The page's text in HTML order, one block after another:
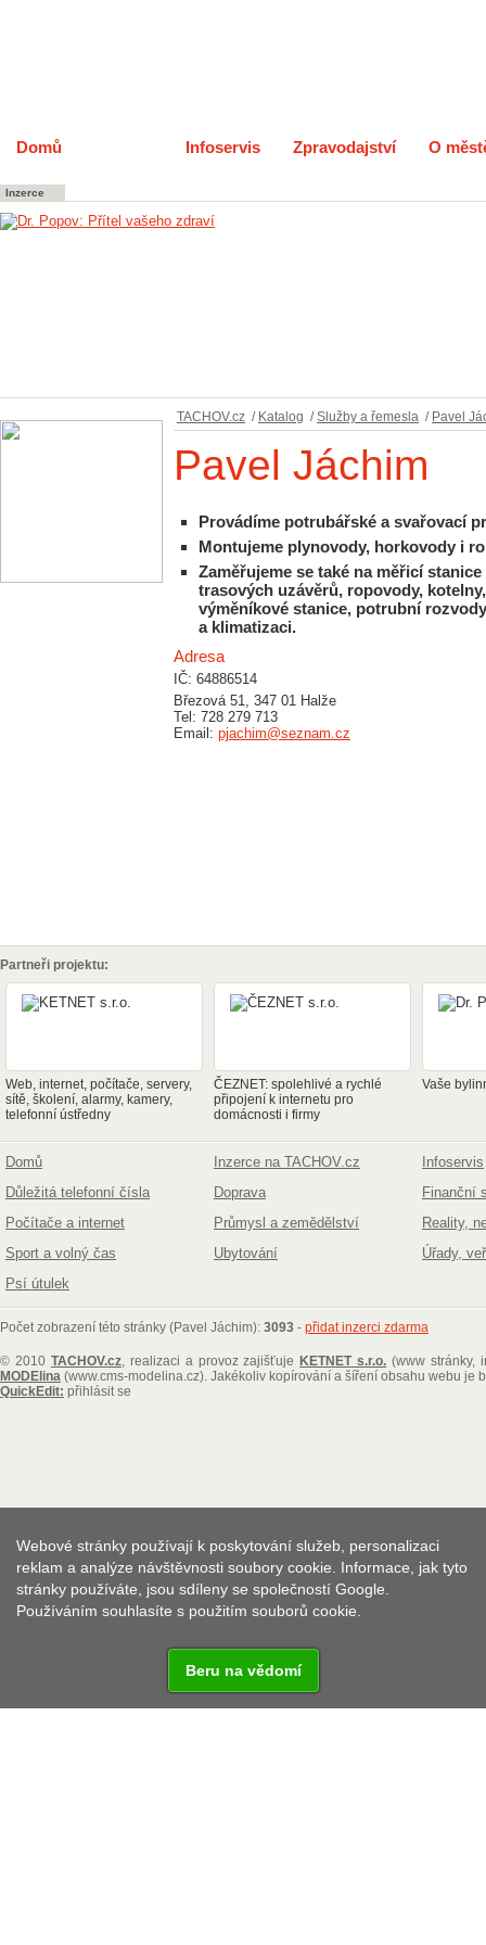
Domů Infoservis Zpravodajství O
Inzerce
TACHOV.cz / Katalog / Služby a řemesla / Pavel
Pavel Jáchim
Provádíme potrubářské a svařovací
Montujeme plynovody, horkovody i
Zaměřujeme se také na měřicí
trasových uzávěrů, ropovody,
výměníkové stanice, potrubní
a klimatizaci.
Adresa
IČ: 64886514
Březová 51, 347 01 Halže
Tel: 728 279 713
Email: pjachim@seznam.cz
Partneři projektu:
Web, internet, počítače, servery,
sítě, školení, alarmy, kamery,
telefonní ústředny
ČEZNET: spolehlivé a rychlé
připojení k internetu pro
domácnosti i firmy
Vaše
Domů Inzerce na TACHOV.cz
Infoservis
Důležitá telefonní čísla
Doprava
Finanční
Počítače a internet
Průmysl a zemědělství
Reality,
Sport a volný čas
Ubytování
Úřady,
Psí útulek
Počet zobrazení této stránky (Pavel Jáchim): 3093 - přidat inzerci zdarma
© 2010 TACHOV.cz, realizaci a provoz zajišťuje KETNET s.r.o. (www stránky,
MODElina (www.cms-modelina.cz). Jakékoliv kopírování a šíření obsahu webu je
QuickEdit: přihlásit se
Webové stránky používají k poskytování služeb, personalizaci
reklam a analýze návštěvnosti soubory cookie. Informace, jak tyto
stránky používáte, jsou sdíleny se společností Google.
Používáním souhlasíte s použitím souborů cookie.
Beru na vědomí